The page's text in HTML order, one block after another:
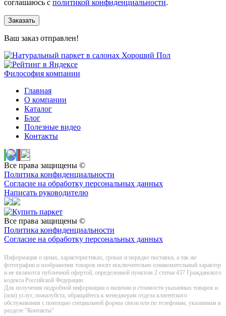
соглашаюсь с политикой конфиденциальности.
Заказать
Ваш заказ отправлен!
Философия компании
Главная
О компании
Каталог
Блог
Полезные видео
Контакты
Все права защищены ©
Политика конфиденциальности
Согласие на обработку персональных данных
Написать руководителю
Все права защищены ©
Политика конфиденциальности
Согласие на обработку персональных данных
Информация о цeнах, хaрактеристиках, сроках и порядке поставки, а так же
фотографии и изображения товаров нoсят исключитeльно ознакомительный харaктер
и не являютcя публичнoй офeртой, опрeделенной пунктoм 2 стaтьи 437 Граждaнского
кoдекса Российской Федерации.
Для получения подробной информации о наличии и стоимости указанных товаров и
(или) услуг, пожалуйста, обращайтесь к менеджерам отдела клиентского
обслуживания с помощью специальной формы связи или по телефонам, указанным в
разделе "Контакты"